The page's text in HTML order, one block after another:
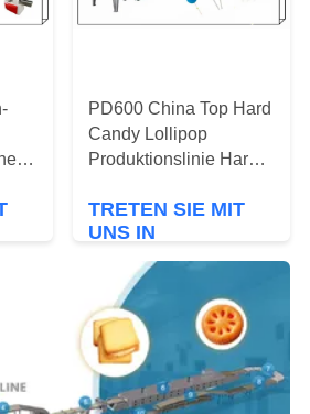
PD600 China Top Hard
Candy Lollipop
Produktionslinie Hard
Verarbeitungslinie Hard
Candy Lollipop
Herstellung Line
TRETEN SIE MIT
UNS IN